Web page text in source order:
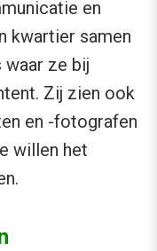
en
kwartier samen
ze bij
Zij zien ook
en -fotografen
willen het